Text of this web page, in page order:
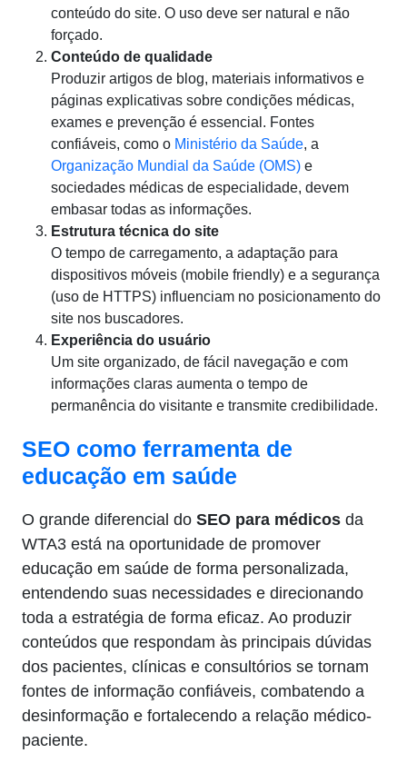
conteúdo do site. O uso deve ser natural e não
forçado.
Conteúdo de qualidade
Produzir artigos de blog, materiais informativos e
páginas explicativas sobre condições médicas,
exames e prevenção é essencial. Fontes
confiáveis, como o Ministério da Saúde, a
Organização Mundial da Saúde (OMS) e
sociedades médicas de especialidade, devem
embasar todas as informações.
Estrutura técnica do site
O tempo de carregamento, a adaptação para
dispositivos móveis (mobile friendly) e a segurança
(uso de HTTPS) influenciam no posicionamento do
site nos buscadores.
Experiência do usuário
Um site organizado, de fácil navegação e com
informações claras aumenta o tempo de
permanência do visitante e transmite credibilidade.
SEO como ferramenta de
educação em saúde
O grande diferencial do SEO para médicos da
WTA3 está na oportunidade de promover
educação em saúde de forma personalizada,
entendendo suas necessidades e direcionando
toda a estratégia de forma eficaz. Ao produzir
conteúdos que respondam às principais dúvidas
dos pacientes, clínicas e consultórios se tornam
fontes de informação confiáveis, combatendo a
desinformação e fortalecendo a relação médico-
paciente.